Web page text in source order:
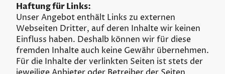
Haftung für Links:
Unser Angebot enthält Links zu externen
Webseiten Dritter, auf deren Inhalte wir keinen
Einfluss haben. Deshalb können wir für diese
fremden Inhalte auch keine Gewähr übernehmen.
Für die Inhalte der verlinkten Seiten ist stets der